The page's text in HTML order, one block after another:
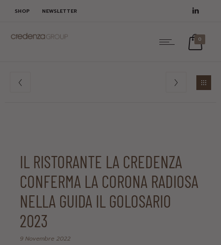
SHOP NEWSLETTER
0
IL RISTORANTE LA CREDENZA
CONFERMA LA CORONA RADIOSA
NELLA GUIDA IL GOLOSARIO
2023
9 Novembre 2022